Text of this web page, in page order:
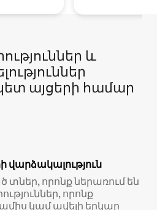
և
այցերի համար
տներ, որոնք ներառում են
որոնք
կամ ավելի երկար